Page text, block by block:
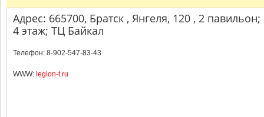
Адрес: 665700, Братск , Янгеля, 120 , 2 павильон;
4 этаж; ТЦ Байкал
Телефон: 8-902-547-83-43
WWW: legion-t.ru